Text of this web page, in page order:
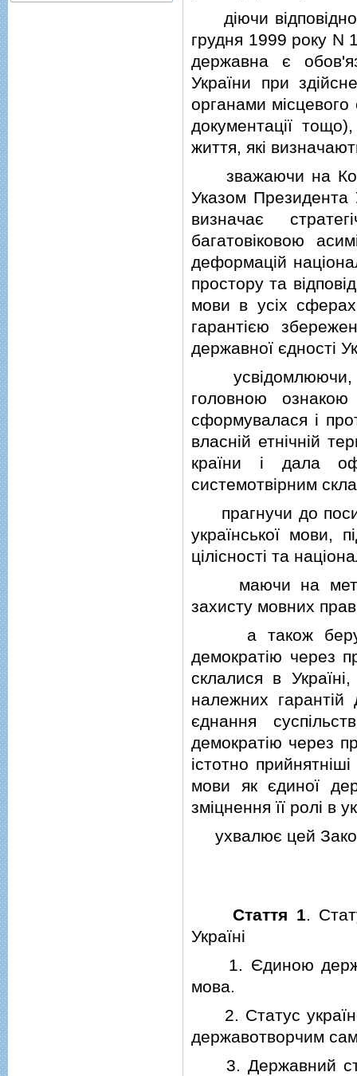
дiючи вiдповiдно
грудня 1999 року N
державна є
України при
органами мiсцевого
документацiї
життя, якi
зважаючи на
Указом
визначає
багатовiковою
деформацiй
простору та
мови в усiх
гарантiєю
державної єдностi
усвiдомлюючи,
головною ознакою
сформувалася i
власнiй етнiчнiй
країни i дала
системотвiрним
прагнучи до
української мови,
цiлiсностi та
маючи на метi
захисту мовних
а також беручи
демократiю через
склалися в
належних гарантiй
єднання
демократiю через
iстотно прийнятнiшi
мови як єдиної
змiцнення її ролi в
ухвалює цей
Стаття 1.
Українi
1. Єдиною
мова.
2. Статус
державотворчим
3. Державний